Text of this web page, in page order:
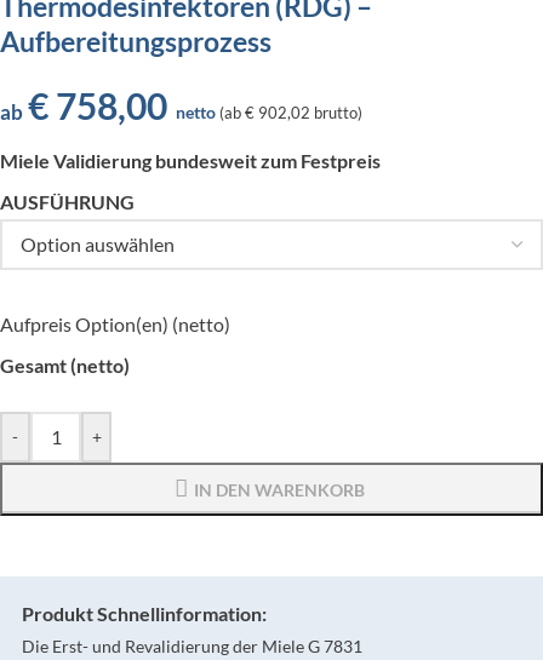
Aufbereitungsprozess
ab €758,00 netto (ab€ 902,02 brutto)
Miele Validierung bundesweit zum Festpreis
AUSFÜHRUNG
Aufpreis Option(en) (netto)
Gesamt (netto)
- +
IN DEN WARENKORB
Produkt Schnellinformation:
Die Erst- und Revalidierung der Miele G 7831